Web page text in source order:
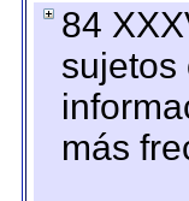
84
sujetos
más